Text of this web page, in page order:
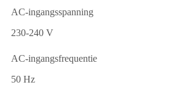
AC-ingangsspanning
230-240 V
AC-ingangsfrequentie
50 Hz